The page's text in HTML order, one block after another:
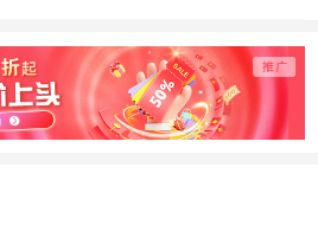
本质的不同？
质？